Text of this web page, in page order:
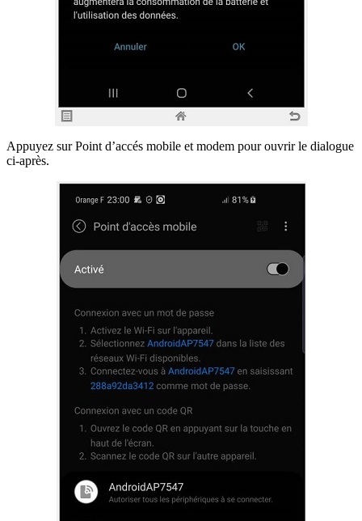
Appuyez sur Point d’accés mobile et modem pour ouvrir le dialogue
ci-après.